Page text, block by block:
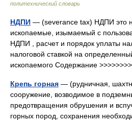
политехнический словарь
НДПИ — (severance tax) НДПИ это
ископаемые, изымаемый с
НДПИ , расчет и порядок уплаты
налоговой ставкой на
ископаемого Содержание
Крепь горная — (рудничная,
сооружение, возводимое в
предотвращения обрушения и
горных пород, сохранения